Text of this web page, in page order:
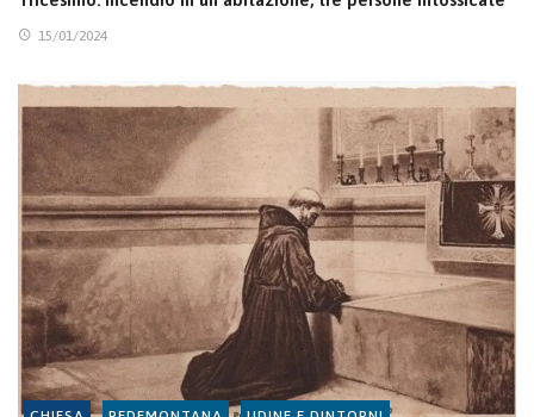
15/01/2024